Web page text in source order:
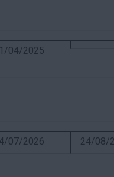
04/2025
07/2026 24/08/